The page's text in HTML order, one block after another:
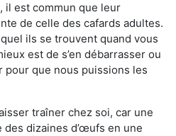
il est commun que leur
de celle des cafards adultes.
ils se trouvent quand vous
est de s’en débarrasser ou
pour que nous puissions les
traîner chez soi, car une
dizaines d’œufs en une